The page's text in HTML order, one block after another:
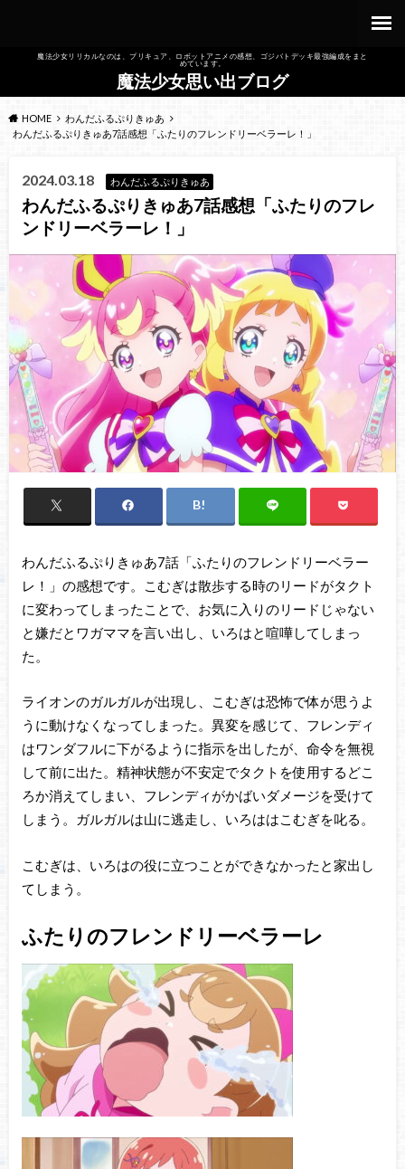
魔法少女リリカルなのは、プリキュア、ロボットアニメの感想、ゴジバトデッキ最強編成をまと
めています。
魔法少女思い出ブログ
HOME
わんだふるぷりきゅあ
わんだふるぷりきゅあ7話感想「ふたりのフレンドリーベラーレ！」
2024.03.18 わんだふるぷりきゅあ
わんだふるぷりきゅあ7話感想「ふたりのフレ
ンドリーベラーレ！」
わんだふるぷりきゅあ7話「ふたりのフレンドリーベラー
レ！」の感想です。こむぎは散歩する時のリードがタクト
に変わってしまったことで、お気に入りのリードじゃない
と嫌だとワガママを言い出し、いろはと喧嘩してしまっ
た。
ライオンのガルガルが出現し、こむぎは恐怖で体が思うよ
うに動けなくなってしまった。異変を感じて、フレンディ
はワンダフルに下がるように指示を出したが、命令を無視
して前に出た。精神状態が不安定でタクトを使用するどこ
ろか消えてしまい、フレンディがかばいダメージを受けて
しまう。ガルガルは山に逃走し、いろははこむぎを叱る。
こむぎは、いろはの役に立つことができなかったと家出し
てしまう。
ふたりのフレンドリーベラーレ